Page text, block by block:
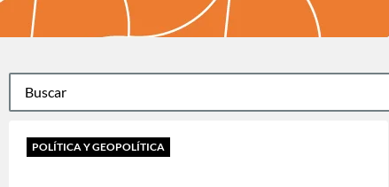
POLÍTICA Y GEOPOLÍTICA